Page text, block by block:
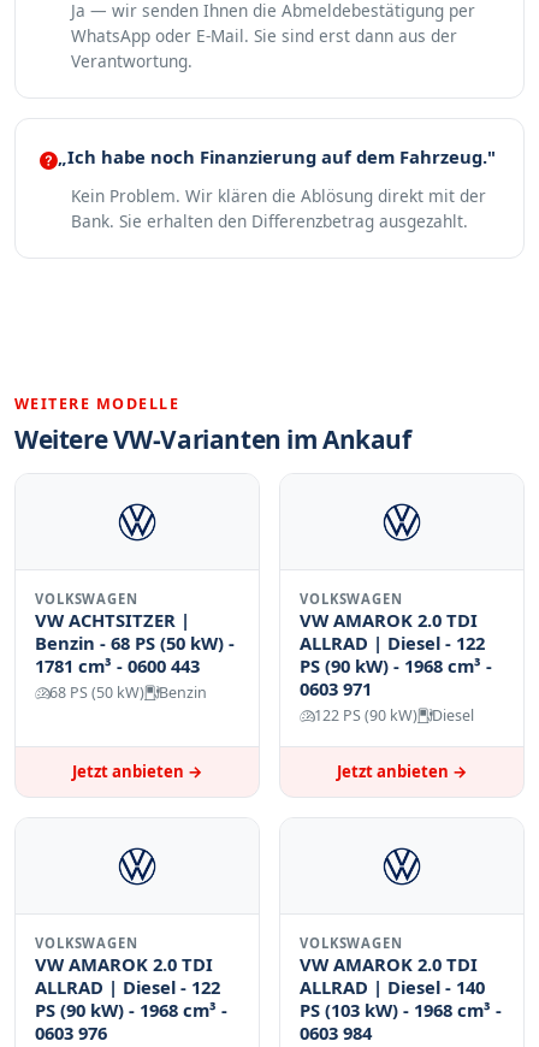
Ja — wir senden Ihnen die Abmeldebestätigung per
WhatsApp oder E-Mail. Sie sind erst dann aus der
Verantwortung.
„Ich habe noch Finanzierung auf dem Fahrzeug."
Kein Problem. Wir klären die Ablösung direkt mit der
Bank. Sie erhalten den Differenzbetrag ausgezahlt.
WEITERE MODELLE
Weitere VW-Varianten im Ankauf
VOLKSWAGEN
VW ACHTSITZER |
Benzin - 68 PS (50 kW) -
1781 cm³ - 0600 443
68 PS (50 kW) Benzin
Jetzt anbieten →
VOLKSWAGEN
VW AMAROK 2.0 TDI
ALLRAD | Diesel - 122
PS (90 kW) - 1968 cm³ -
0603 971
122 PS (90 kW) Diesel
Jetzt anbieten →
VOLKSWAGEN
VW AMAROK 2.0 TDI
ALLRAD | Diesel - 122
PS (90 kW) - 1968 cm³ -
0603 976
VOLKSWAGEN
VW AMAROK 2.0 TDI
ALLRAD | Diesel - 140
PS (103 kW) - 1968 cm³ -
0603 984